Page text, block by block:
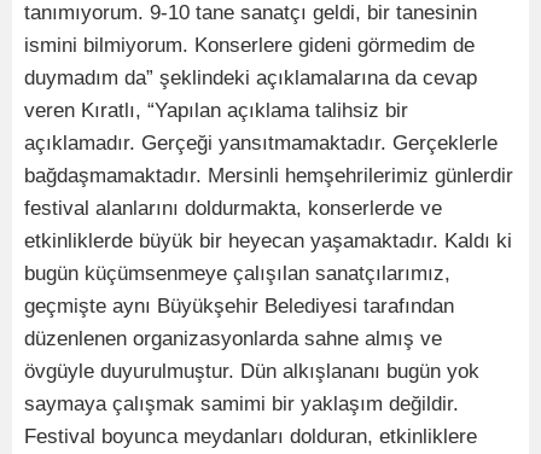
tanımıyorum. 9-10 tane sanatçı geldi, bir tanesinin
ismini bilmiyorum. Konserlere gideni görmedim de
duymadım da” şeklindeki açıklamalarına da cevap
veren Kıratlı, “Yapılan açıklama talihsiz bir
açıklamadır. Gerçeği yansıtmamaktadır. Gerçeklerle
bağdaşmamaktadır. Mersinli hemşehrilerimiz günlerdir
festival alanlarını doldurmakta, konserlerde ve
etkinliklerde büyük bir heyecan yaşamaktadır. Kaldı ki
bugün küçümsenmeye çalışılan sanatçılarımız,
geçmişte aynı Büyükşehir Belediyesi tarafından
düzenlenen organizasyonlarda sahne almış ve
övgüyle duyurulmuştur. Dün alkışlananı bugün yok
saymaya çalışmak samimi bir yaklaşım değildir.
Festival boyunca meydanları dolduran, etkinliklere